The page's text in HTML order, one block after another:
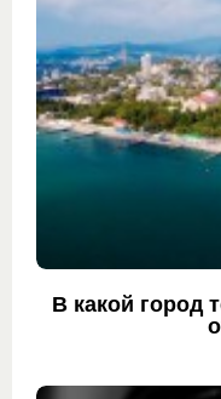
В какой город